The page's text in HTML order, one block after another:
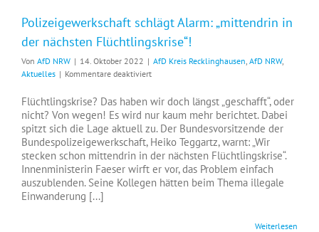
Polizeigewerkschaft schlägt Alarm: „mittendrin in
der nächsten Flüchtlingskrise“!
Von AfD NRW | 14. Oktober 2022 | AfD Kreis Recklinghausen, AfD NRW,
Aktuelles | Kommentare deaktiviertfür
schlägt
Alarm:
„mittendrin
in
der
nächsten
Flüchtlingskrise“!
Flüchtlingskrise? Das haben wir doch längst „geschafft“, oder
nicht? Von wegen! Es wird nur kaum mehr berichtet. Dabei
spitzt sich die Lage aktuell zu. Der Bundesvorsitzende der
Bundespolizeigewerkschaft, Heiko Teggartz, warnt: „Wir
stecken schon mittendrin in der nächsten Flüchtlingskrise“.
Innenministerin Faeser wirft er vor, das Problem einfach
auszublenden. Seine Kollegen hätten beim Thema illegale
Einwanderung [...]
Weiterlesen